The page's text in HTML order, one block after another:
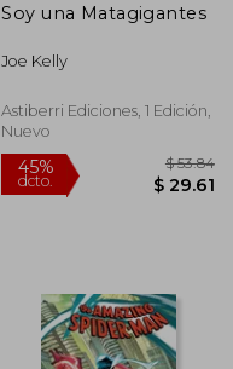
Soy una Matagigantes
Joe Kelly
Astiberri Ediciones, 1 Edición,
Nuevo